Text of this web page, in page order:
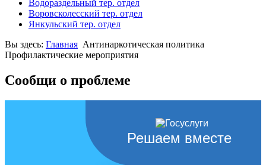
Водораздельный тер. отдел
Воровсколесский тер. отдел
Янкульский тер. отдел
Вы здесь: Главная Антинаркотическая политика
Профилактические мероприятия
Сообщи о проблеме
Решаем вместе